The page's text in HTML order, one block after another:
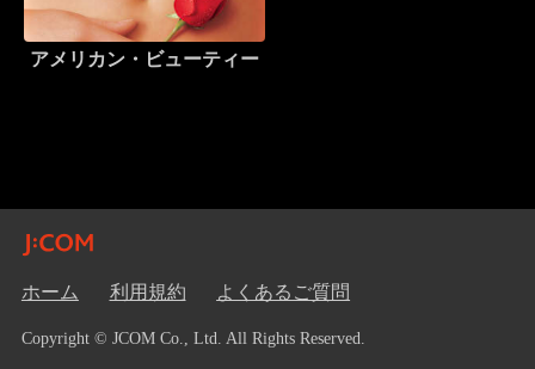
アメリカン・ビューティー
ホーム 利用規約 よくあるご質問
Copyright © JCOM Co., Ltd. All Rights Reserved.